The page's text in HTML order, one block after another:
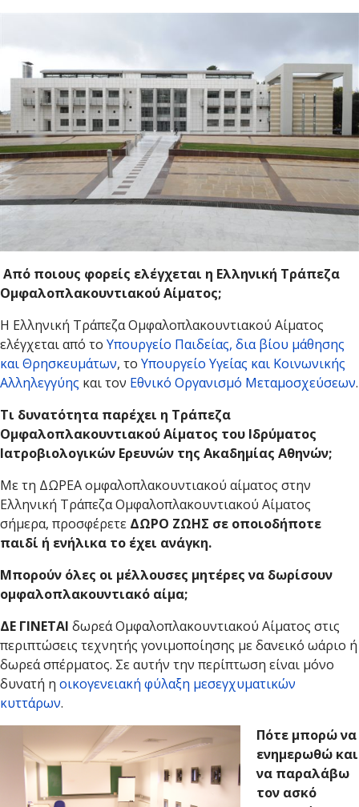
Από ποιους φορείς ελέγχεται η Ελληνική Τράπεζα
Ομφαλοπλακουντιακού Αίματος;
Η Ελληνική Τράπεζα Ομφαλοπλακουντιακού Αίματος
ελέγχεται από το Υπουργείο Παιδείας, δια βίου μάθησης
και Θρησκευμάτων, το Υπουργείο Υγείας και Κοινωνικής
Αλληλεγγύης και τον Εθνικό Οργανισμό Μεταμοσχεύσεων.
Τι δυνατότητα παρέχει η Τράπεζα
Ομφαλοπλακουντιακού Αίματος του Ιδρύματος
Ιατροβιολογικών Ερευνών της Ακαδημίας Aθηνών;
Με τη ΔΩΡΕΑ ομφαλοπλακουντιακού αίματος στην
Ελληνική Τράπεζα Ομφαλοπλακουντιακού Αίματος
σήμερα, προσφέρετε ΔΩΡΟ ΖΩΗΣ σε οποιοδήποτε
παιδί ή ενήλικα το έχει ανάγκη.
Μπορούν όλες οι μέλλουσες μητέρες να δωρίσουν
ομφαλοπλακουντιακό αίμα;
ΔΕ ΓΙΝΕΤΑΙ δωρεά Ομφαλοπλακουντιακού Αίματος στις
περιπτώσεις τεχνητής γονιμοποίησης με δανεικό ωάριο ή
δωρεά σπέρματος. Σε αυτήν την περίπτωση είναι μόνο
δυνατή η οικογενειακή φύλαξη μεσεγχυματικών
κυττάρων.
Πότε μπορώ να
ενημερωθώ και
να παραλάβω
τον ασκό